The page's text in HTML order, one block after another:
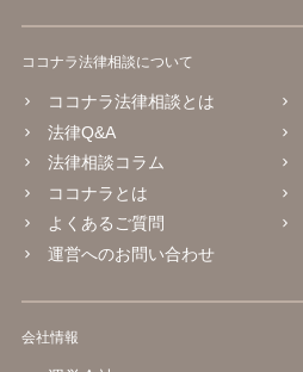
ココナラ法律相談について
ココナラ法律相談とは
法律Q&A
法律相談コラム
ココナラとは
よくあるご質問
運営へのお問い合わせ
会社情報